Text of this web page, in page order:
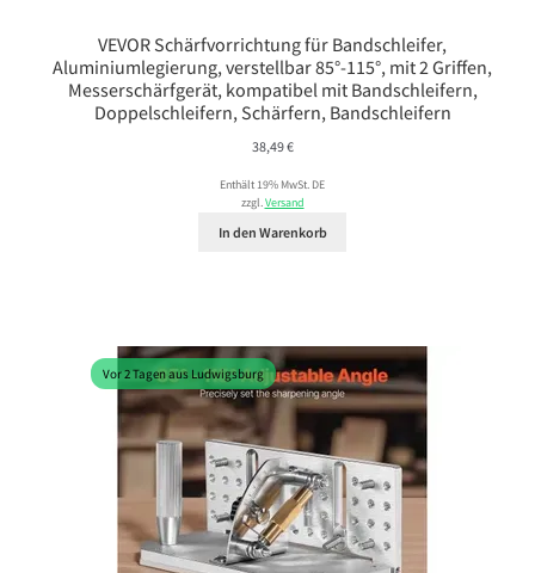
VEVOR Schärfvorrichtung für Bandschleifer,
Aluminiumlegierung, verstellbar 85°-115°, mit 2 Griffen,
Messerschärfgerät, kompatibel mit Bandschleifern,
Doppelschleifern, Schärfern, Bandschleifern
38,49€
Enthält 19% MwSt. DE
zzgl.Versand
In den Warenkorb
Vor 2 Tagen aus Ludwigsburg